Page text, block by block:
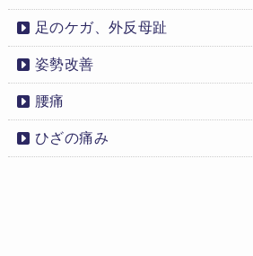
足のケガ、外反母趾
姿勢改善
腰痛
ひざの痛み